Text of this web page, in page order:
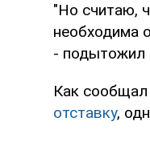
"Но считаю,
необходима
- подытожил
Как сообщал
отставку,